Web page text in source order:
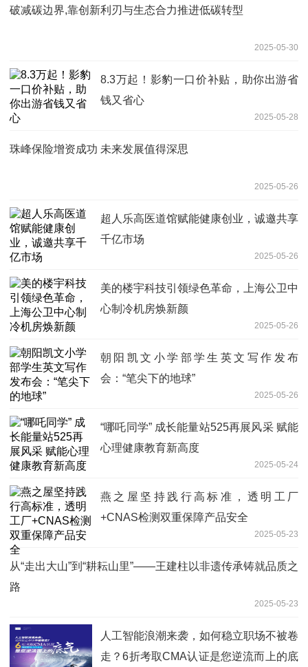
破减碳边界,靠创新利刃与生态合力推进低碳转型
2025-05-30
8.3万起！影豹一口价补贴，助你出游省
钱又省心
2025-05-28
珠峰保险增资成功 未来发展值得深思
2025-05-26
超人乐高医道馆赋能健康创业，诚邀共享
千亿市场
2025-05-26
美的楼宇科技引领绿色革命，上海公卫中
心制冷机房焕新颜
2025-05-26
朝阳凯文小学部学生英文写作发布
会：“笔尖下的地球”
2025-05-26
“哪吒同学” 成长能量站525再展风采 赋能
心理健康教育新高度
2025-05-24
燕之屋坚持践行高标准，透明工厂
+CNAS检测双重保障产品安全
2025-05-23
从“走出大山”到“耕耘山里”——王建柱以非遗传承铸就品质之
路
2025-05-23
人工智能浪潮来袭，如何稳立职场不被卷
走？6折考取CMA认证是您逆流而上的底